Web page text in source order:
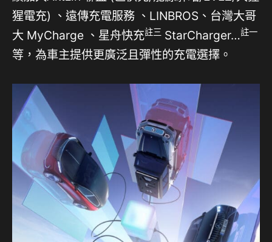
猩電充) 、遠傳充電服務 、LINBROS、台灣大哥
大 MyCharge 、星舟快充註三 StarCharger…註一
等，為車主提供更廣泛且彈性的充電選擇。